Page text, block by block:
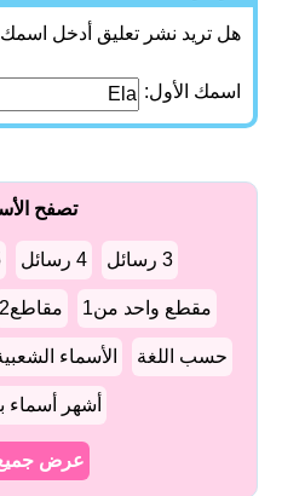
هل تريد نشر تعليق أدخل
اسمك الأول:
تصفح
3 رسائل 4 رسائل
مقطع واحد من1 مقاطع2
حسب اللغة الأسماء
أشهر أسماء
عرض جميع